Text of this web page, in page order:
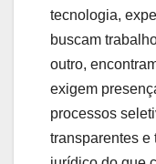
tecnologia,
buscam
outro,
exigem
processos
transparentes e